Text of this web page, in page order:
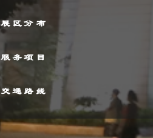
展区分布
服务项目
交通路线